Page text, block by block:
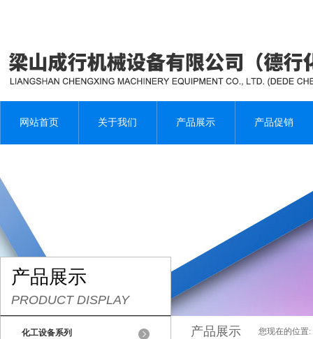
网站首页 关于我们 产品展示 产品促销
产品展示
PRODUCT DISPLAY
化工设备系列 产品展示 您现在的位置: